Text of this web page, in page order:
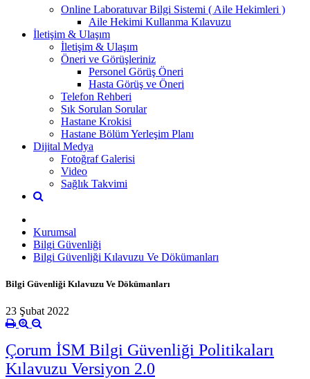
Online Laboratuvar Bilgi Sistemi ( Aile Hekimleri )
Aile Hekimi Kullanma Kılavuzu
İletişim & Ulaşım
İletişim & Ulaşım
Öneri ve Görüşleriniz
Personel Görüş Öneri
Hasta Görüş ve Öneri
Telefon Rehberi
Sık Sorulan Sorular
Hastane Krokisi
Hastane Bölüm Yerleşim Planı
Dijital Medya
Fotoğraf Galerisi
Video
Sağlık Takvimi
Kurumsal
Bilgi Güvenliği
Bilgi Güvenliği Kılavuzu Ve Dökümanları
Bilgi Güvenliği Kılavuzu Ve Dökümanları
23 Şubat 2022
Çorum İSM Bilgi Güvenliği Politikaları
Kılavuzu Versiyon 2.0